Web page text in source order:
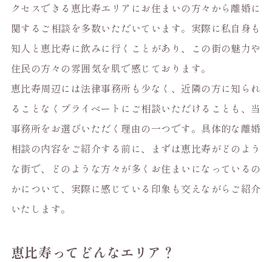
クセスできる恵比寿エリアにお住まいの方々から離婚に
関するご相談を多数いただいています。実際に私自身も
知人と恵比寿に飲みに行くことがあり、この街の魅力や
住民の方々の雰囲気を肌で感じております。
恵比寿周辺には法律事務所も少なく、近隣の方に知られ
ることなくプライベートにご相談いただけることも、当
事務所をお選びいただく理由の一つです。具体的な離婚
相談の内容をご紹介する前に、まずは恵比寿がどのよう
な街で、どのような方々が多くお住まいになっているの
かについて、実際に感じている印象も交えながらご紹介
いたします。
恵比寿ってどんなエリア？